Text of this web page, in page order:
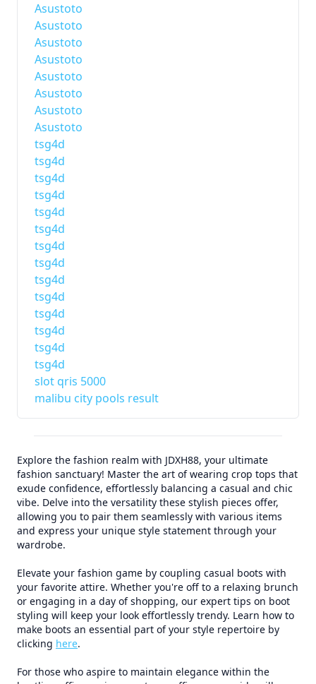
Asustoto
Asustoto
Asustoto
Asustoto
Asustoto
Asustoto
Asustoto
Asustoto
tsg4d
tsg4d
tsg4d
tsg4d
tsg4d
tsg4d
tsg4d
tsg4d
tsg4d
tsg4d
tsg4d
tsg4d
tsg4d
tsg4d
slot qris 5000
malibu city pools result
Explore the fashion realm with JDXH88, your ultimate
fashion sanctuary! Master the art of wearing crop tops that
exude confidence, effortlessly balancing a casual and chic
vibe. Delve into the versatility these stylish pieces offer,
allowing you to pair them seamlessly with various items
and express your unique style statement through your
wardrobe.
Elevate your fashion game by coupling casual boots with
your favorite attire. Whether you're off to a relaxing brunch
or engaging in a day of shopping, our expert tips on boot
styling will keep your look effortlessly trendy. Learn how to
make boots an essential part of your style repertoire by
clicking here.
For those who aspire to maintain elegance within the